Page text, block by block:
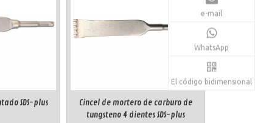
SDS-plus
Cincel de mortero de carburo de
tungsteno 4 dientes SDS-plus
e-mail
WhatsApp
El código bidimensional